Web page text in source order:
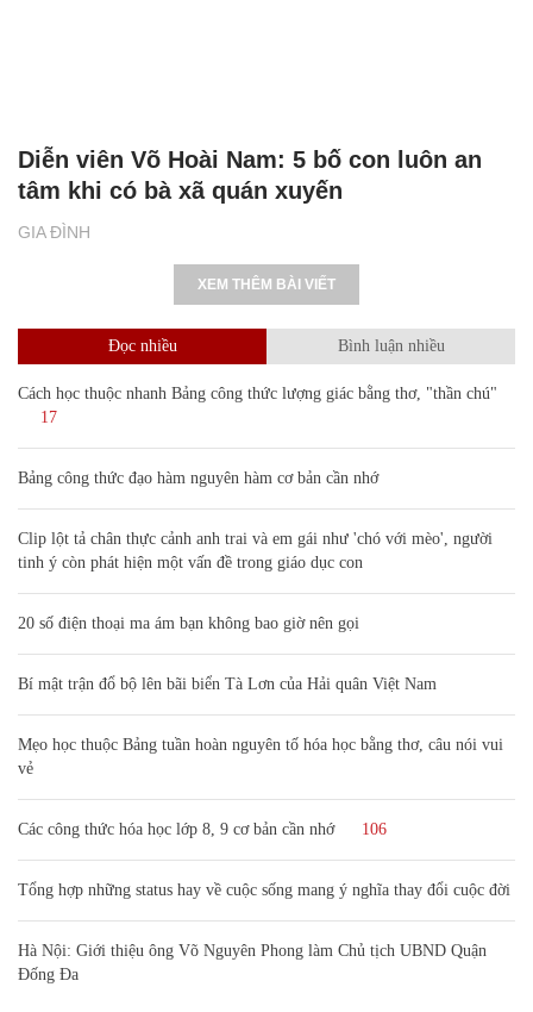
GIA ĐÌNH
Diễn viên Võ Hoài Nam: 5 bố con luôn an
tâm khi có bà xã quán xuyến
XEM THÊM BÀI VIẾT
Đọc nhiều Bình luận nhiều
Cách học thuộc nhanh Bảng công thức lượng giác bằng thơ, "thần chú"
17
Bảng công thức đạo hàm nguyên hàm cơ bản cần nhớ
Clip lột tả chân thực cảnh anh trai và em gái như 'chó với mèo', người
tinh ý còn phát hiện một vấn đề trong giáo dục con
20 số điện thoại ma ám bạn không bao giờ nên gọi
Bí mật trận đổ bộ lên bãi biển Tà Lơn của Hải quân Việt Nam
Mẹo học thuộc Bảng tuần hoàn nguyên tố hóa học bằng thơ, câu nói vui
vẻ
Các công thức hóa học lớp 8, 9 cơ bản cần nhớ 106
Tổng hợp những status hay về cuộc sống mang ý nghĩa thay đổi cuộc đời
Hà Nội: Giới thiệu ông Võ Nguyên Phong làm Chủ tịch UBND Quận
Đống Đa